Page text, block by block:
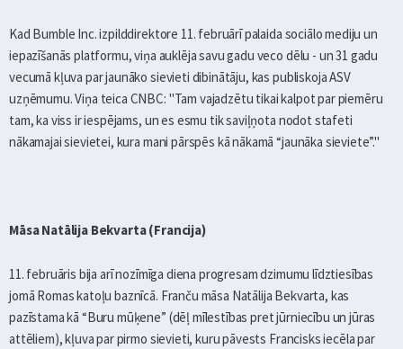
Kad Bumble Inc. izpilddirektore 11. februārī palaida sociālo mediju un
iepazīšanās platformu, viņa auklēja savu gadu veco dēlu - un 31 gadu
vecumā kļuva par jaunāko sievieti dibinātāju, kas publiskoja ASV
uzņēmumu. Viņa teica CNBC: "Tam vajadzētu tikai kalpot par piemēru
tam, ka viss ir iespējams, un es esmu tik saviļņota nodot stafeti
nākamajai sievietei, kura mani pārspēs kā nākamā “jaunāka sieviete”."
Māsa Natālija Bekvarta (Francija)
11. februāris bija arī nozīmīga diena progresam dzimumu līdztiesības
jomā Romas katoļu baznīcā. Franču māsa Natālija Bekvarta, kas
pazīstama kā “Buru mūķene” (dēļ mīlestības pret jūrniecību un jūras
attēliem), kļuva par pirmo sievieti, kuru pāvests Francisks iecēla par